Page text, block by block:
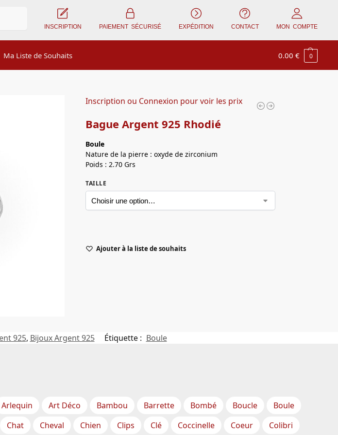
INSCRIPTION PAIEMENT SÉCURISÉ EXPÉDITION CONTACT MON COMPTE
Ma Liste de Souhaits 0.00€ 0
Inscription ou Connexion pour voir les prix
Bague Argent 925 Rhodié
Boule
Nature de la pierre : oxyde de zirconium
Poids : 2.70 Grs
TAILLE
Ajouter à la liste de souhaits
925, Bijoux Argent 925 Étiquette : Boule
Arlequin Art Déco Bambou Barrette Bombé Boucle
Boule
Chat Cheval Chien Clips Clé Coccinelle Coeur Colibri